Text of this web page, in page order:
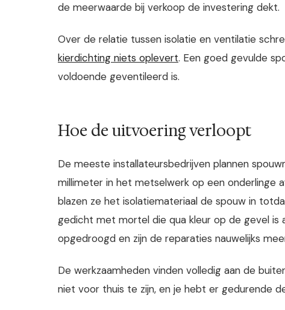
de meerwaarde bij verkoop de investering dekt.
Over de relatie tussen isolatie en ventilatie
kierdichting niets oplevert. Een goed gevulde
voldoende geventileerd is.
Hoe de uitvoering verloopt
De meeste installateursbedrijven plannen
millimeter in het metselwerk op een
blazen ze het isolatiemateriaal de spouw in
gedicht met mortel die qua kleur op de gevel
opgedroogd en zijn de reparaties nauwelijks
De werkzaamheden vinden volledig aan de
niet voor thuis te zijn, en je hebt er gedurende